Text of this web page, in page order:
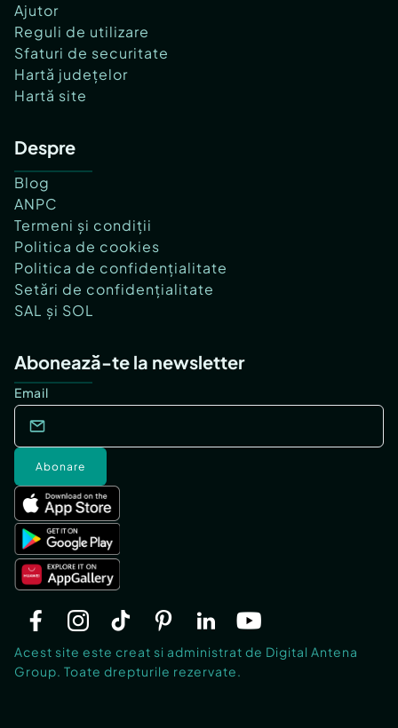
Ajutor
Reguli de utilizare
Sfaturi de securitate
Hartă județelor
Hartă site
Despre
Blog
ANPC
Termeni și condiții
Politica de cookies
Politica de confidențialitate
Setări de confidențialitate
SAL și SOL
Abonează-te la newsletter
Email
Abonare
Acest site este creat si administrat de Digital Antena
Group. Toate drepturile rezervate.